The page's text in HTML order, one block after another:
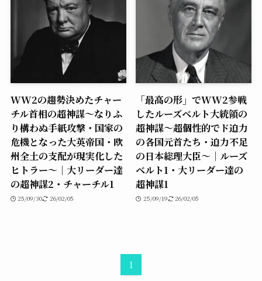
WW2の趨勢決めたチャー
チル首相の超神謀〜なりふ
り構わぬ手紙攻撃・国家の
危機となった大英帝国・欧
州全土の支配が現実化した
ヒトラー〜｜大リーダー達
の超神謀2・チャーチル1
25/09/30 26/02/05
「最高の形」でWW2参戦
したルーズベルト大統領の
超神謀〜超個性的でド迫力
の各国元首たち・迫力不足
の日本総理大臣〜｜ルーズ
ベルト1・大リーダー達の
超神謀1
25/09/19 26/02/05
1